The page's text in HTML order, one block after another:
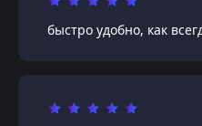
быстро удобно, как